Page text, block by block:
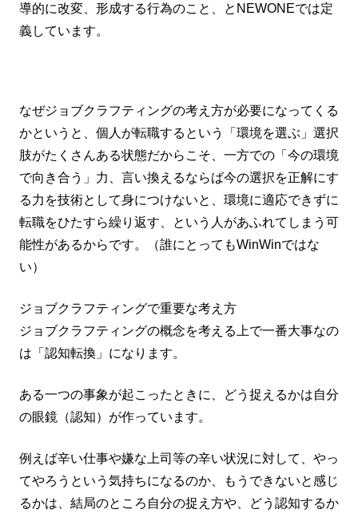
導的に改変、形成する行為のこと、とNEWONEでは定
義しています。
なぜジョブクラフティングの考え方が必要になってくる
かというと、個人が転職するという「環境を選ぶ」選択
肢がたくさんある状態だからこそ、一方での「今の環境
で向き合う」力、言い換えるならば今の選択を正解にす
る力を技術として身につけないと、環境に適応できずに
転職をひたすら繰り返す、という人があふれてしまう可
能性があるからです。（誰にとってもWinWinではな
い）
ジョブクラフティングで重要な考え方
ジョブクラフティングの概念を考える上で一番大事なの
は「認知転換」になります。
ある一つの事象が起こったときに、どう捉えるかは自分
の眼鏡（認知）が作っています。
例えば辛い仕事や嫌な上司等の辛い状況に対して、やっ
てやろうという気持ちになるのか、もうできないと感じ
るかは、結局のところ自分の捉え方や、どう認知するか